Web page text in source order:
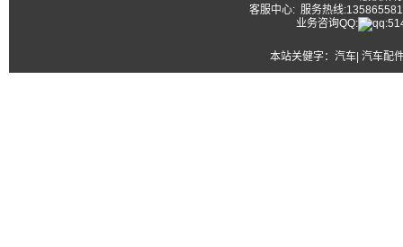
客服中心: 服务热线
业务咨询QQ:
本站关健字： 汽车| 汽车配